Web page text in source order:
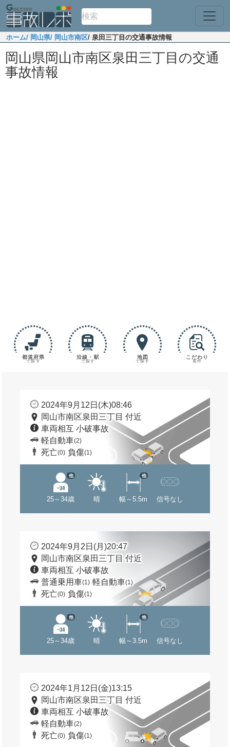
ホーム/ 岡山県/ 岡山市南区/ 泉田三丁目の交通事故情報
岡山県岡山市南区泉田三丁目の交通
事故情報
都道府県
で探す
沿線・駅
で探す
地図
で探す
こだわり
条件
2024年9月12日(木)08:46
岡山市南区泉田三丁目 付近
車両相互 小破事故
軽自動車(2)
死亡(0) 負傷(1)
25～34歳
他
晴 幅～5.5m
他
信号なし
2024年9月2日(月)20:47
岡山市南区泉田三丁目 付近
車両相互 小破事故
普通乗用車(1) 軽自動車(1)
死亡(0) 負傷(1)
25～34歳
他
晴 幅～3.5m
他
信号なし
2024年1月12日(金)13:15
岡山市南区泉田三丁目 付近
車両相互 小破事故
軽自動車(2)
死亡(0) 負傷(1)